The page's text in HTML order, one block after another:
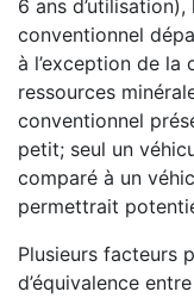
6 ans
conventionnel
à l’exception de la
ressources
conventionnel
petit; seul un
comparé à un
permettrait
Plusieurs facteurs
d’équivalence